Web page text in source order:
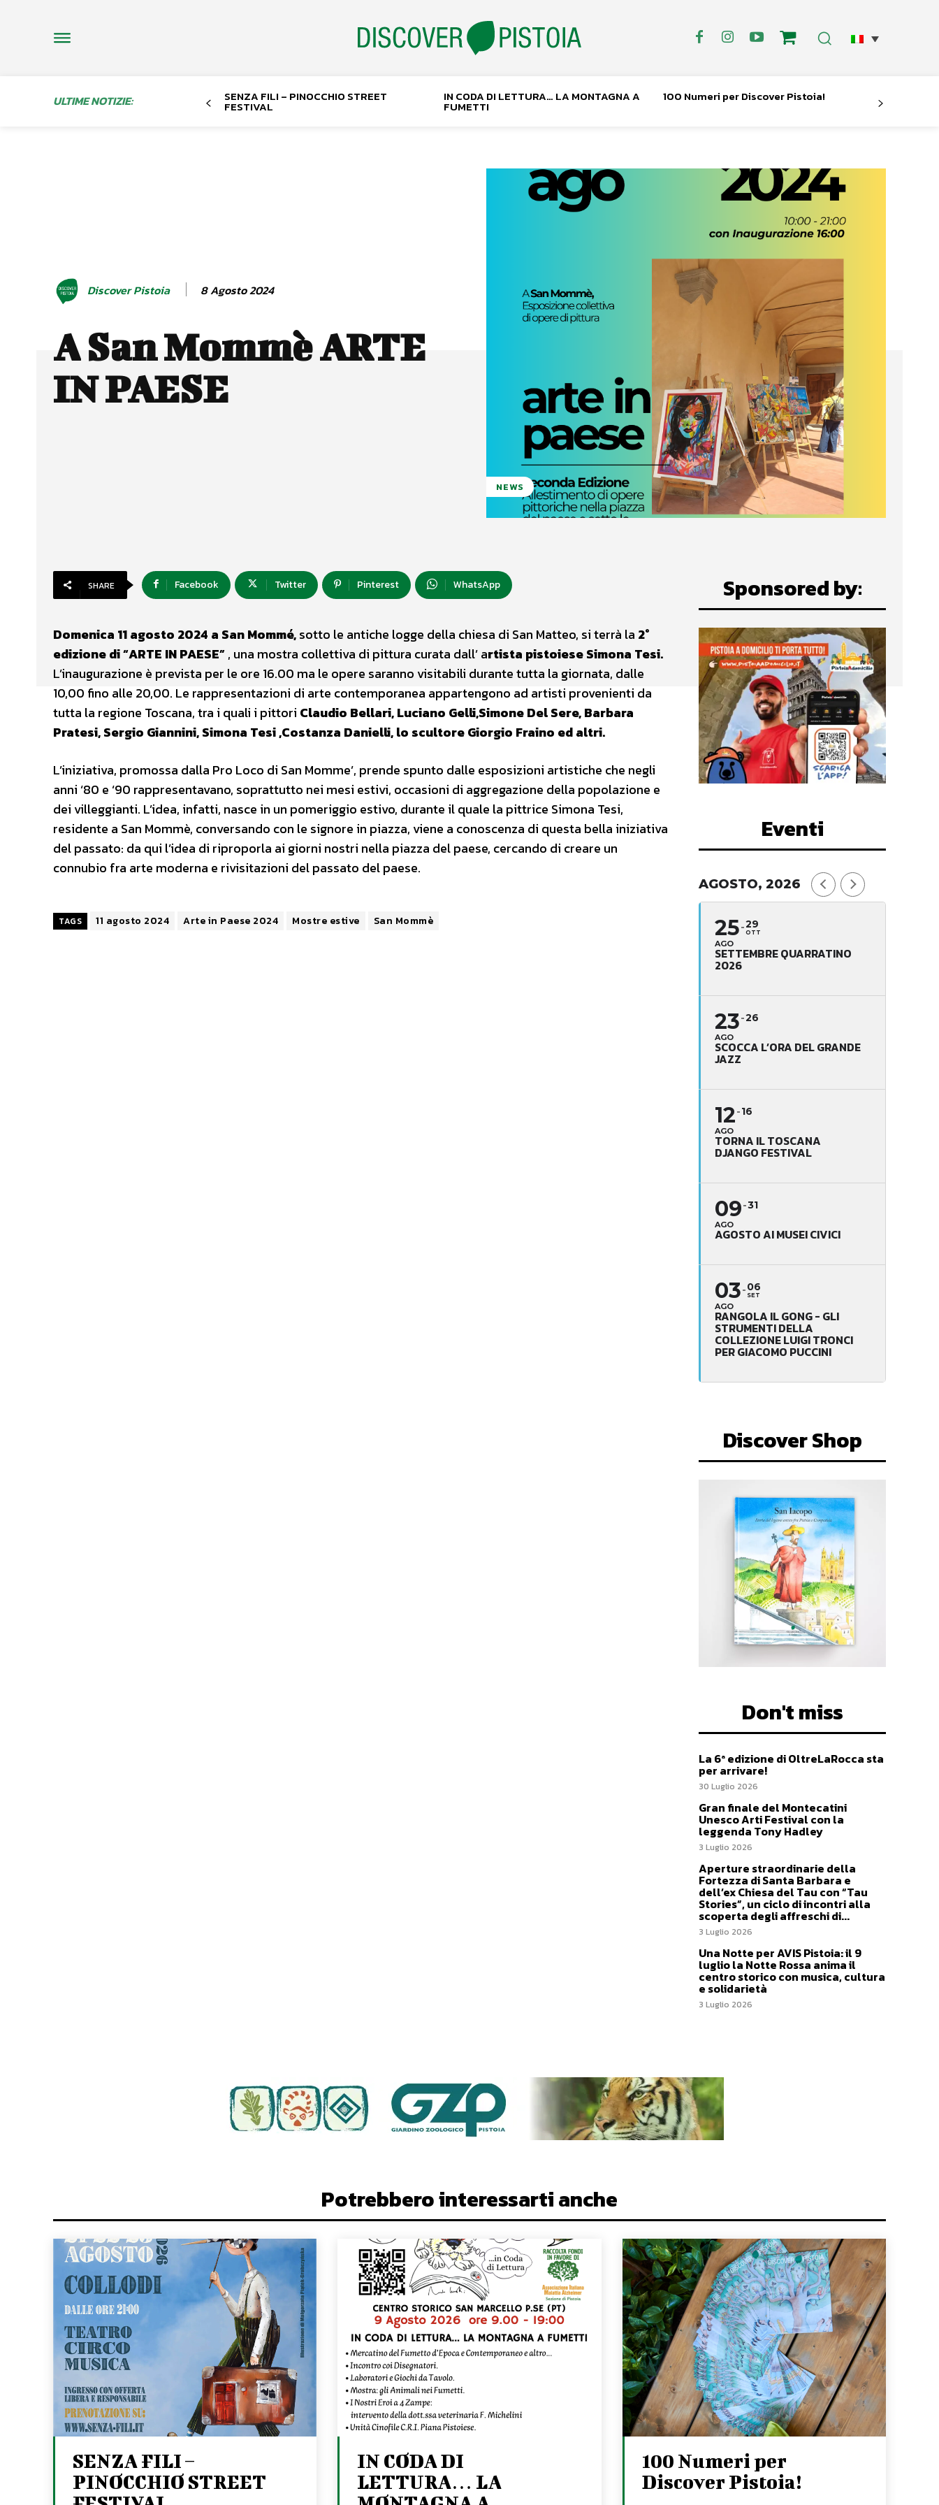
ULTIME NOTIZIE: SENZA FILI – PINOCCHIO STREET
FESTIVAL
IN CODA DI LETTURA… LA MONTAGNA A
FUMETTI
100 Numeri per Discover Pistoia!
Discover Pistoia 8 Agosto 2024
A San Mommè ARTE
IN PAESE
NEWS
SHARE Facebook Twitter Pinterest WhatsApp
Domenica 11 agosto 2024 a San Mommé,sotto le antiche logge della chiesa di San Matteo, si terrà la 2°
edizione di “ARTE IN PAESE”, una mostra collettiva di pittura curata dall’ artista pistoiese Simona Tesi.
L’inaugurazione è prevista per le ore 16.00 ma le opere saranno visitabili durante tutta la giornata, dalle
10,00 fino alle 20,00. Le rappresentazioni di arte contemporanea appartengono ad artisti provenienti da
tutta la regione Toscana, tra i quali i pittori Claudio Bellari, Luciano Gelli,Simone Del Sere, Barbara
Pratesi, Sergio Giannini, Simona Tesi ,Costanza Danielli, lo scultore Giorgio Fraino ed altri.
L’iniziativa, promossa dalla Pro Loco di San Momme’, prende spunto dalle esposizioni artistiche che negli
anni ‘80 e ‘90 rappresentavano, soprattutto nei mesi estivi, occasioni di aggregazione della popolazione e
dei villeggianti. L’idea, infatti, nasce in un pomeriggio estivo, durante il quale la pittrice Simona Tesi,
residente a San Mommè, conversando con le signore in piazza, viene a conoscenza di questa bella iniziativa
del passato: da qui l’idea di riproporla ai giorni nostri nella piazza del paese, cercando di creare un
connubio fra arte moderna e rivisitazioni del passato del paese.
TAGS 11 agosto 2024 Arte in Paese 2024 Mostre estive San Mommè
Sponsored by:
Eventi
AGOSTO, 2026
25
AGO
29
OTT
SETTEMBRE QUARRATINO
2026
23
AGO
26
SCOCCA L’ORA DEL GRANDE
JAZZ
12
AGO
16
TORNA IL TOSCANA
DJANGO FESTIVAL
09
AGO
31
AGOSTO AI MUSEI CIVICI
03
AGO
06
SET
RANGOLA IL GONG - GLI
STRUMENTI DELLA
COLLEZIONE LUIGI TRONCI
PER GIACOMO PUCCINI
Discover Shop
Don't miss
La 6ª edizione di OltreLaRocca sta
per arrivare!
30 Luglio 2026
Gran finale del Montecatini
Unesco Arti Festival con la
leggenda Tony Hadley
3 Luglio 2026
Aperture straordinarie della
Fortezza di Santa Barbara e
dell’ex Chiesa del Tau con “Tau
Stories”, un ciclo di incontri alla
scoperta degli affreschi di...
3 Luglio 2026
Una Notte per AVIS Pistoia: il 9
luglio la Notte Rossa anima il
centro storico con musica, cultura
e solidarietà
3 Luglio 2026
Potrebbero interessarti anche
SENZA FILI –
PINOCCHIO STREET
IN CODA DI
LETTURA… LA
100 Numeri per
Discover Pistoia!